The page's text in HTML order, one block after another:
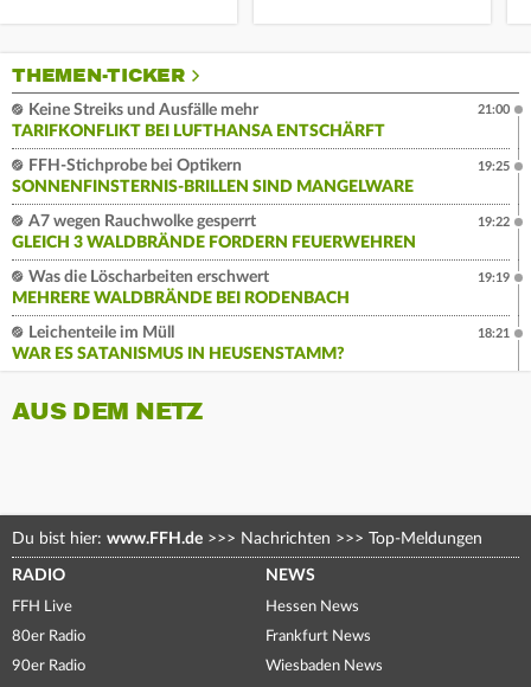
THEMEN-TICKER
Keine Streiks und Ausfälle mehr
TARIFKONFLIKT BEI LUFTHANSA ENTSCHÄRFT
21:00
FFH-Stichprobe bei Optikern
SONNENFINSTERNIS-BRILLEN SIND MANGELWARE
19:25
A7 wegen Rauchwolke gesperrt
GLEICH 3 WALDBRÄNDE FORDERN FEUERWEHREN
19:22
Was die Löscharbeiten erschwert
MEHRERE WALDBRÄNDE BEI RODENBACH
19:19
Leichenteile im Müll
WAR ES SATANISMUS IN HEUSENSTAMM?
18:21
AUS DEM NETZ
Du bist hier: www.FFH.de >>> Nachrichten >>> Top-Meldungen
RADIO
FFH Live
80er Radio
90er Radio
NEWS
Hessen News
Frankfurt News
Wiesbaden News